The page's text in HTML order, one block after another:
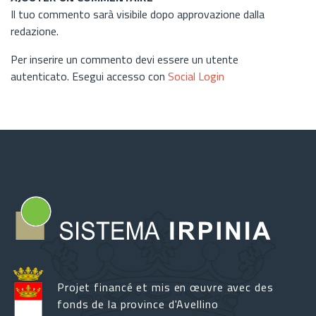
Il tuo commento sarà visibile dopo approvazione dalla
redazione.
Per inserire un commento devi essere un utente
autenticato. Esegui accesso con Social Login
Projet financé et mis en œuvre avec des
fonds de la province d'Avellino